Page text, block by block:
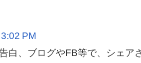
PM
白、ブログやFB等で、シェア